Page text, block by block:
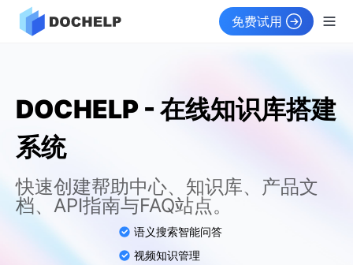
免费试用
DOCHELP - 在线知识库搭建
系统
快速创建帮助中心、知识库、产品文
档、API指南与FAQ站点。
语义搜索智能问答
视频知识管理